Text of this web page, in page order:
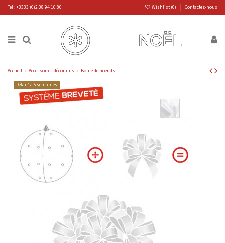
Tel : +3333 (0)2 38 94 10 80 Wishlist (0) Contactez-nous
Accueil Accessoires décoratifs Boule de noeuds
Délai 4 à 5 semaines